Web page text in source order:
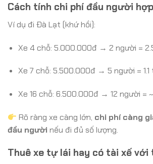
Cách tính chi phí đầu người
Ví dụ đi Đà Lạt (khứ hồi):
Xe 4 chỗ: 5.000.000đ → 2 người =
Xe 7 chỗ: 5.500.000đ → 5 người =
Xe 16 chỗ: 6.500.000đ → 12 người =
Rõ ràng xe càng lớn, chi phí càng
đầu người nếu đi đủ số lượng.
Thuê xe tự lái hay có tài xế với